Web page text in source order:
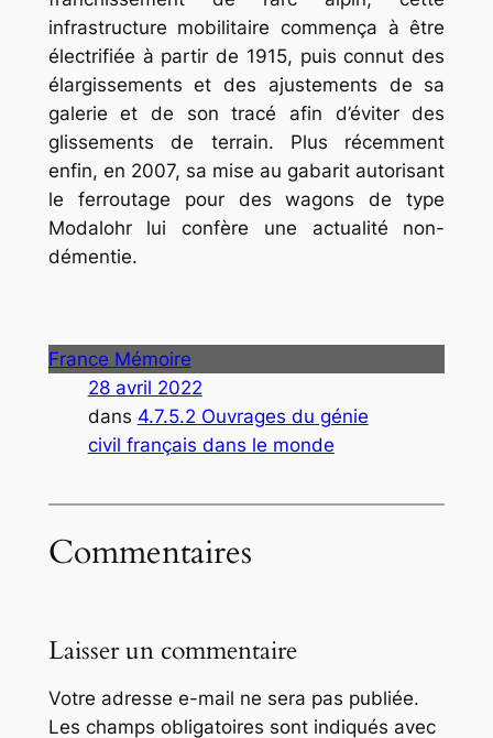
infrastructure mobilitaire commença à être
électrifiée à partir de 1915, puis connut des
élargissements et des ajustements de sa
galerie et de son tracé afin d’éviter des
glissements de terrain. Plus récemment
enfin, en 2007, sa mise au gabarit autorisant
le ferroutage pour des wagons de type
Modalohr lui confère une actualité non-
démentie.
France Mémoire
28 avril 2022
dans 4.7.5.2 Ouvrages du génie
civil français dans le monde
Commentaires
Laisser un commentaire
Votre adresse e-mail ne sera pas publiée.
Les champs obligatoires sont indiqués avec